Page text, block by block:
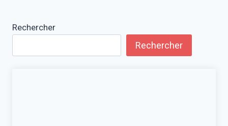
Rechercher
Rechercher